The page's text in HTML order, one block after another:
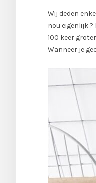
Wij deden
nou eigenlijk
100 keer
Wanneer je